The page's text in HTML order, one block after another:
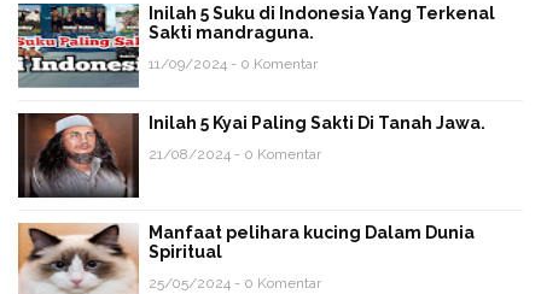
Inilah 5 Suku di Indonesia Yang Terkenal
Sakti mandraguna.
11/09/2024 - 0 Komentar
Inilah 5 Kyai Paling Sakti Di Tanah Jawa.
21/08/2024 - 0 Komentar
Manfaat pelihara kucing Dalam Dunia
Spiritual
25/05/2024 - 0 Komentar